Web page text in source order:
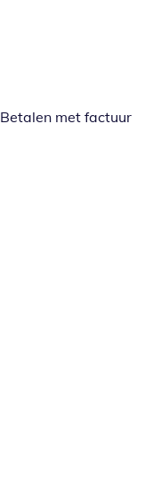
Betalen met factuur